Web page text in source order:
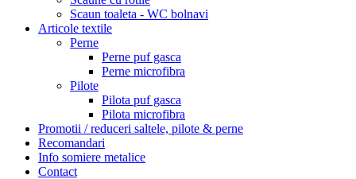
Scaun toaleta - WC bolnavi
Articole textile
Perne
Perne puf gasca
Perne microfibra
Pilote
Pilota puf gasca
Pilota microfibra
Promotii / reduceri saltele, pilote & perne
Recomandari
Info somiere metalice
Contact